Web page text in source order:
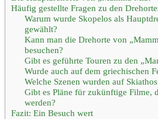
Häufig gestellte Fragen zu den
Warum wurde Skopelos als
gewählt?
Kann man die Drehorte von
besuchen?
Gibt es geführte Touren zu den
Wurde auch auf dem griechischen
Welche Szenen wurden auf
Gibt es Pläne für zukünftige Filme,
werden?
Fazit: Ein Besuch wert